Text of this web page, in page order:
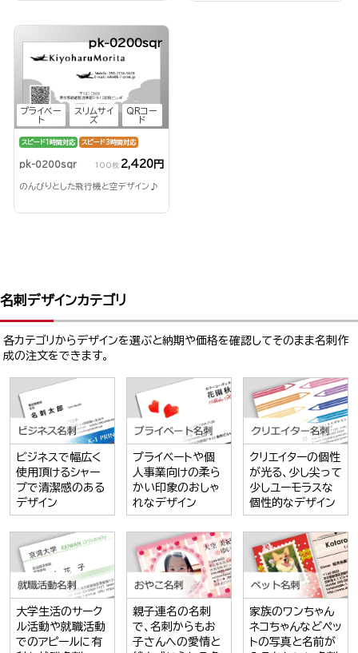
プライベー
ト
スリムサイ
ズ
QRコー
ド
pk-0200sqr
スピード1時間対応 スピード3時間対応
pk-0200sqr 100枚 2,420円
のんびりとした飛行機と空デザイン♪
名刺デザインカテゴリ
各カテゴリからデザインを選ぶと納期や価格を確認してそのまま名刺作
成の注文をできます。
ビジネスで幅広く
使用頂けるシャー
プで清潔感のある
デザイン
プライベートや個
人事業向けの柔ら
かい印象のおしゃ
れなデザイン
クリエイターの個性
が光る、少し尖って
少しユーモラスな
個性的なデザイン
大学生活のサーク
ル活動や就職活動
でのアピールに有
親子連名の名刺
で、名刺からもお
子さんへの愛情と
家族のワンちゃん
ネコちゃんなどペッ
トの写真と名前が